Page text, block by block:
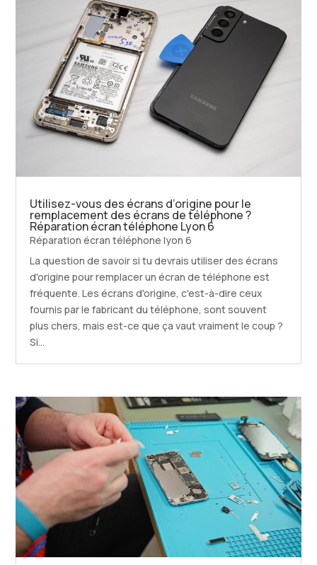
Utilisez-vous des écrans d’origine pour le
remplacement des écrans de téléphone ?
Réparation écran téléphone Lyon 6
Réparation écran téléphone lyon 6
La question de savoir si tu devrais utiliser des écrans
d'origine pour remplacer un écran de téléphone est
fréquente. Les écrans d'origine, c'est-à-dire ceux
fournis par le fabricant du téléphone, sont souvent
plus chers, mais est-ce que ça vaut vraiment le coup ?
Si...